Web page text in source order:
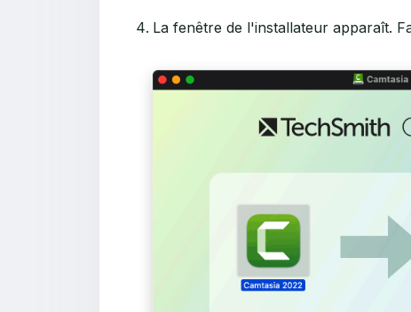
La fenêtre de l'installateur apparaît.